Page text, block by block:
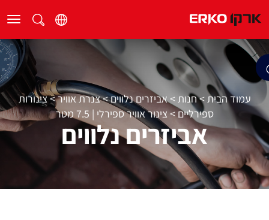
עמוד הבית >חנות >אביזרים נלווים>צנרת אוויר>צינורות
ספירליים>צינור אוויר ספירלי | 7.5 מטר
אביזרים נלווים